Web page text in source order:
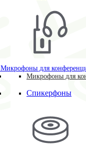
Микрофоны для
Микрофоны для
Спикерфоны